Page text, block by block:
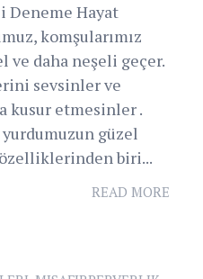
Hayat
komşularımız
ve daha neşeli geçer.
sevsinler ve
kusur etmesinler .
güzel
biri...
READ MORE